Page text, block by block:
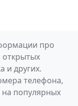
про
открытых
и других.
телефона,
на популярных